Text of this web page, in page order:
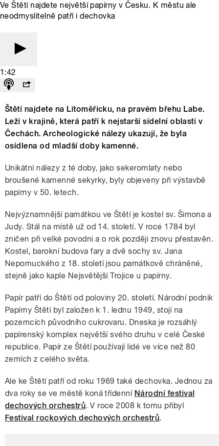
Ve Štětí najdete největší papírny v Česku. K městu ale
neodmyslitelně patří i dechovka
1:42
Štětí najdete na Litoměřicku, na pravém břehu Labe.
Leží v krajině, která patří k nejstarší sídelní oblasti v
Čechách. Archeologické nálezy ukazují, že byla
osídlena od mladší doby kamenné.
Unikátní nálezy z té doby, jako sekeromlaty nebo
broušené kamenné sekyrky, byly objeveny při výstavbě
papírny v 50. letech.
Nejvýznamnější památkou ve Štětí je kostel sv. Šimona a
Judy. Stál na místě už od 14. století. V roce 1784 byl
zničen při velké povodni a o rok později znovu přestavěn.
Kostel, barokní budova fary a dvě sochy sv. Jana
Nepomuckého z 18. století jsou památkově chráněné,
stejně jako kaple Nejsvětější Trojice u papírny.
Papír patří do Štětí od poloviny 20. století. Národní podnik
Papírny Štětí byl založen k 1. lednu 1949, stojí na
pozemcích původního cukrovaru. Dneska je rozsáhlý
papírenský komplex největší svého druhu v celé České
republice. Papír ze Štětí používají lidé ve více než 80
zemích z celého světa.
Ale ke Štětí patří od roku 1969 také dechovka. Jednou za
dva roky se ve městě koná třídenní Národní festival
dechových orchestrů. V roce 2008 k tomu přibyl
Festival rockových dechových orchestrů.